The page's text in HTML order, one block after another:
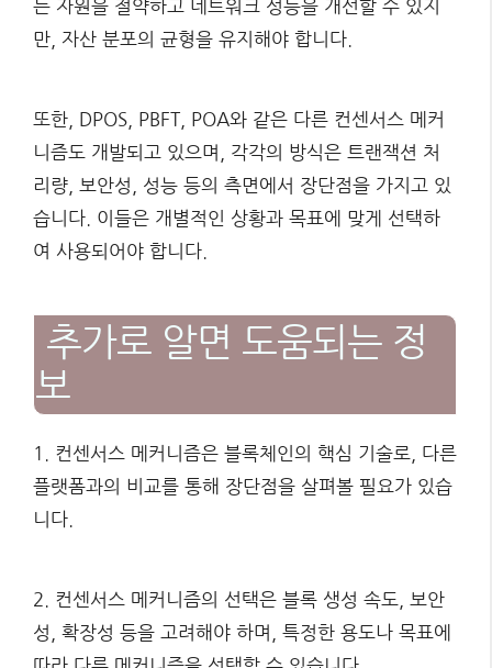
는 자원을 절약하고 네트워크 성능을 개선할 수 있지
만, 자산 분포의 균형을 유지해야 합니다.
또한, DPOS, PBFT, POA와 같은 다른 컨센서스 메커
니즘도 개발되고 있으며, 각각의 방식은 트랜잭션 처
리량, 보안성, 성능 등의 측면에서 장단점을 가지고 있
습니다. 이들은 개별적인 상황과 목표에 맞게 선택하
여 사용되어야 합니다.
추가로 알면 도움되는 정
보
1. 컨센서스 메커니즘은 블록체인의 핵심 기술로, 다른
플랫폼과의 비교를 통해 장단점을 살펴볼 필요가 있습
니다.
2. 컨센서스 메커니즘의 선택은 블록 생성 속도, 보안
성, 확장성 등을 고려해야 하며, 특정한 용도나 목표에